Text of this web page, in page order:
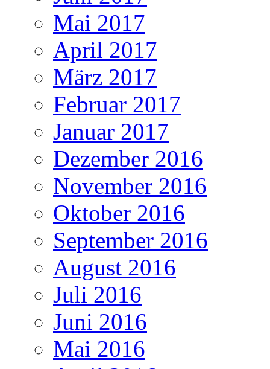
Mai 2017
April 2017
März 2017
Februar 2017
Januar 2017
Dezember 2016
November 2016
Oktober 2016
September 2016
August 2016
Juli 2016
Juni 2016
Mai 2016